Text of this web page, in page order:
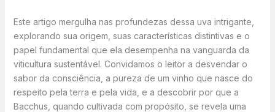
Este artigo mergulha nas profundezas dessa uva intrigante,
explorando sua origem, suas características distintivas e o
papel fundamental que ela desempenha na vanguarda da
viticultura sustentável. Convidamos o leitor a desvendar o
sabor da consciência, a pureza de um vinho que nasce do
respeito pela terra e pela vida, e a descobrir por que a
Bacchus, quando cultivada com propósito, se revela uma